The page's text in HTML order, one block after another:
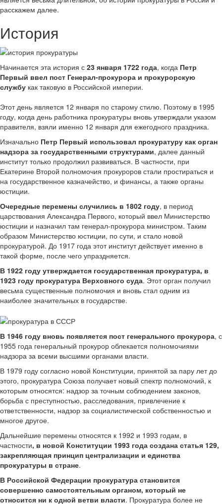
расскажем далее.
История
Начинается эта история с 23 января 1722 года, когда Петр
Первый ввел пост Генерал-прокурора и прокурорскую
службу как таковую в Российской империи.
Этот день является 12 января по старому стилю. Поэтому в 1995
году, когда день работника прокуратуры вновь утверждали указом
правителя, взяли именно 12 января для ежегодного праздника.
Изначально Петр Первый использовал прокуратуру как орган
надзора за государственными структурами, далее данный
институт только продолжил развиваться. В частности, при
Екатерине Второй полномочия прокуроров стали простираться и
на государственное казначейство, и финансы, а также органы
юстиции.
Очередные перемены случились в 1802 году, в период
царствования Александра Первого, который ввел Министерство
юстиции и назначил там генерал-прокурора министром. Таким
образом Министерство юстиции, по сути, и стало новой
прокуратурой. До 1917 года этот институт действует именно в
такой форме, после чего упраздняется.
В 1922 году утверждается государственная прокуратура, в
1923 году прокуратура Верховного суда. Этот орган получил
весьма существенные полномочия и вновь стал одним из
наиболее значительных в государстве.
В 1946 году вновь появляется пост генерального прокурора, с
1955 года генеральный прокурор облекается полномочиями
надзора за всеми высшими органами власти.
В 1979 году согласно новой Конституции, принятой за пару лет до
этого, прокуратура Союза получает новый спектр полномочий, к
которым относятся: надзор за точным соблюдением законов,
борьба с преступностью, расследования, привлечение к
ответственности, надзор за социалистической собственностью и
многое другое.
Дальнейшие перемены относятся к 1992 и 1993 годам, в
частности, в новой Конституции 1993 года создана статья 129,
закрепляющая принцип централизации и единства
прокуратуры в стране.
В Российской Федерации прокуратура становится
совершенно самостоятельным органом, который не
относится ни к одной ветви власти. Прокуратура более не